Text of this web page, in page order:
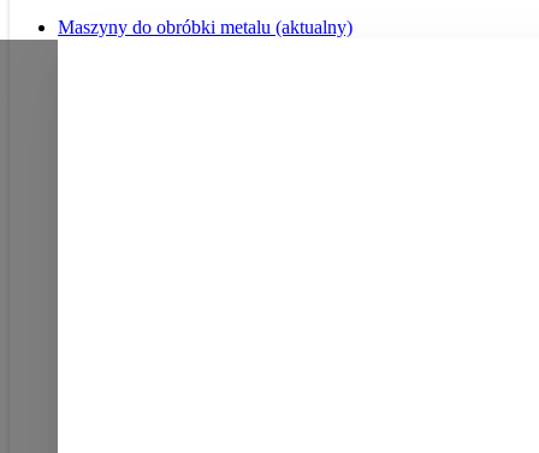
Maszyny do obróbki metalu (aktualny)